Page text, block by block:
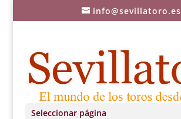
info@sevillatoro.es
Seleccionar página